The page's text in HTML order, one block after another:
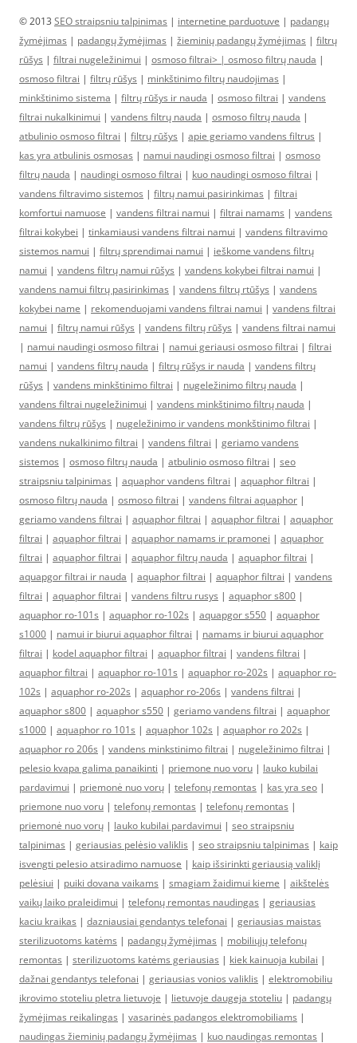
© 2013 SEO straipsniu talpinimas | internetine parduotuve | padangų
žymėjimas | padangų žymėjimas | žieminių padangų žymėjimas | filtrų
rūšys | filtrai nugeležinimui | osmoso filtrai> | osmoso filtrų nauda |
osmoso filtrai | filtrų rūšys | minkštinimo filtrų naudojimas |
minkštinimo sistema | filtrų rūšys ir nauda | osmoso filtrai | vandens
filtrai nukalkinimui | vandens filtrų nauda | osmoso filtrų nauda |
atbulinio osmoso filtrai | filtrų rūšys | apie geriamo vandens filtrus |
kas yra atbulinis osmosas | namui naudingi osmoso filtrai | osmoso
filtrų nauda | naudingi osmoso filtrai | kuo naudingi osmoso filtrai |
vandens filtravimo sistemos | filtrų namui pasirinkimas | filtrai
komfortui namuose | vandens filtrai namui | filtrai namams | vandens
filtrai kokybei | tinkamiausi vandens filtrai namui | vandens filtravimo
sistemos namui | filtrų sprendimai namui | ieškome vandens filtrų
namui | vandens filtrų namui rūšys | vandens kokybei filtrai namui |
vandens namui filtrų pasirinkimas | vandens filtrų rtūšys | vandens
kokybei name | rekomenduojami vandens filtrai namui | vandens filtrai
namui | filtrų namui rūšys | vandens filtrų rūšys | vandens filtrai namui
| namui naudingi osmoso filtrai | namui geriausi osmoso filtrai | filtrai
namui | vandens filtrų nauda | filtrų rūšys ir nauda | vandens filtrų
rūšys | vandens minkštinimo filtrai | nugeležinimo filtrų nauda |
vandens filtrai nugeležinimui | vandens minkštinimo filtrų nauda |
vandens filtrų rūšys | nugeležinimo ir vandens monkštinimo filtrai |
vandens nukalkinimo filtrai | vandens filtrai | geriamo vandens
sistemos | osmoso filtrų nauda | atbulinio osmoso filtrai | seo
straipsniu talpinimas | aquaphor vandens filtrai | aquaphor filtrai |
osmoso filtrų nauda | osmoso filtrai | vandens filtrai aquaphor |
geriamo vandens filtrai | aquaphor filtrai | aquaphor filtrai | aquaphor
filtrai | aquaphor filtrai | aquaphor namams ir pramonei | aquaphor
filtrai | aquaphor filtrai | aquaphor filtrų nauda | aquaphor filtrai |
aquapgor filtrai ir nauda | aquaphor filtrai | aquaphor filtrai | vandens
filtrai | aquaphor filtrai | vandens filtru rusys | aquaphor s800 |
aquaphor ro-101s | aquaphor ro-102s | aquapgor s550 | aquaphor
s1000 | namui ir biurui aquaphor filtrai | namams ir biurui aquaphor
filtrai | kodel aquaphor filtrai | aquaphor filtrai | vandens filtrai |
aquaphor filtrai | aquaphor ro-101s | aquaphor ro-202s | aquaphor ro-
102s | aquaphor ro-202s | aquaphor ro-206s | vandens filtrai |
aquaphor s800 | aquaphor s550 | geriamo vandens filtrai | aquaphor
s1000 | aquaphor ro 101s | aquaphor 102s | aquaphor ro 202s |
aquaphor ro 206s | vandens minkstinimo filtrai | nugeležinimo filtrai |
pelesio kvapa galima panaikinti | priemone nuo voru | lauko kubilai
pardavimui | priemonė nuo vorų | telefonų remontas | kas yra seo |
priemone nuo voru | telefonų remontas | telefonų remontas |
priemonė nuo vorų | lauko kubilai pardavimui | seo straipsniu
talpinimas | geriausias pelėsio valiklis | seo straipsniu talpinimas | kaip
isvengti pelesio atsiradimo namuose | kaip išsirinkti geriausią valiklį
pelėsiui | puiki dovana vaikams | smagiam žaidimui kieme | aikštelės
vaikų laiko praleidimui | telefonų remontas naudingas | geriausias
kaciu kraikas | dazniausiai gendantys telefonai | geriausias maistas
sterilizuotoms katėms | padangų žymėjimas | mobiliųjų telefonų
remontas | sterilizuotoms katėms geriausias | kiek kainuoja kubilai |
dažnai gendantys telefonai | geriausias vonios valiklis | elektromobiliu
ikrovimo stoteliu pletra lietuvoje | lietuvoje daugeja stoteliu | padangų
žymėjimas reikalingas | vasarinės padangos elektromobiliams |
naudingas žieminių padangų žymėjimas | kuo naudingas remontas |